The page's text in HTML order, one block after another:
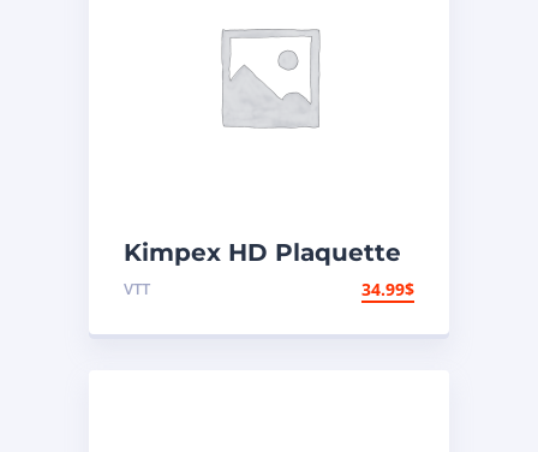
Kimpex HD Plaquette
de frein en métal
VTT 34.99$